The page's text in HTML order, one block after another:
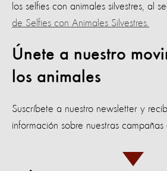
los selfies con animales silvestres, al
de Selfies con Animales Silvestres.
Únete a nuestro
los animales
Suscríbete a nuestro newsletter y
información sobre nuestras campañas